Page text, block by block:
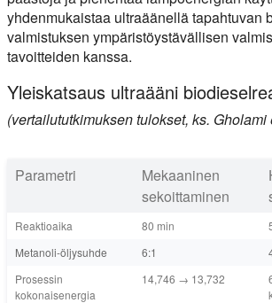
yhdenmukaistaa ultraäänellä tapahtuvan
valmistuksen ympäristöystävällisen
tavoitteiden kanssa.
Yleiskatsaus ultraääni
(vertailututkimuksen tulokset, ks. Gholami
Parametri
Mekaaninen
sekoittaminen
Reaktioaika 80 min
Metanoli-öljysuhde
6:1
Prosessin
kokonaisenergia
14,746 → 13,732